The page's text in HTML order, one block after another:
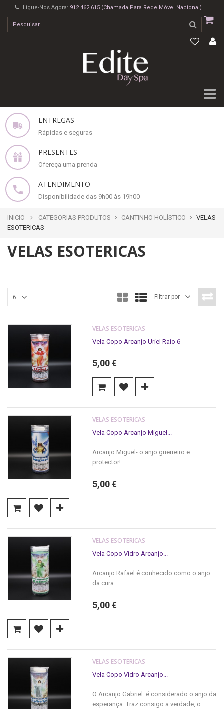
Ligue-Nos Agora: 912 462 615 (Chamada Para Rede Móvel Nacional)
ENTREGAS
Rápidas e seguras
PRESENTES
Ofereça uma prenda
ATENDIMENTO
Disponibilidade das 9h00 às 19h00
INICIO CATEGORIAS PRODUTOS CANTINHO HOLÍSTICO
VELAS
ESOTERICAS
VELAS ESOTERICAS
6 Filtrar por
VELAS ESOTERICAS
Vela Copo Arcanjo Uriel Raio 6
5,00 €
VELAS ESOTERICAS
Vela Copo Arcanjo Miguel...
Arcanjo Miguel- o anjo guerreiro e
protector!
5,00 €
VELAS ESOTERICAS
Vela Copo Vidro Arcanjo...
Arcanjo Rafael é conhecido como o anjo
da cura.
5,00 €
VELAS ESOTERICAS
Vela Copo Vidro Arcanjo...
O Arcanjo Gabriel é considerado o anjo da
esperança. Traz consigo a verdade, o